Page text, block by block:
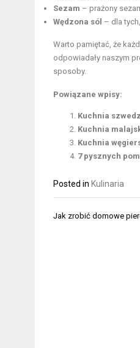
Sezam – prażony
Wędzona sól – dla
Warto pamiętać, że
odpowiadały naszym
sposoby.
Powiązane wpisy:
Kuchnia
Kuchnia
Kuchnia
7 pysznych
Posted in Kulinaria
Nawigacja
Jak zrobić domowe